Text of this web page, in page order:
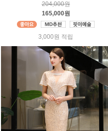
204,000원
165,000원
3,000원 적립